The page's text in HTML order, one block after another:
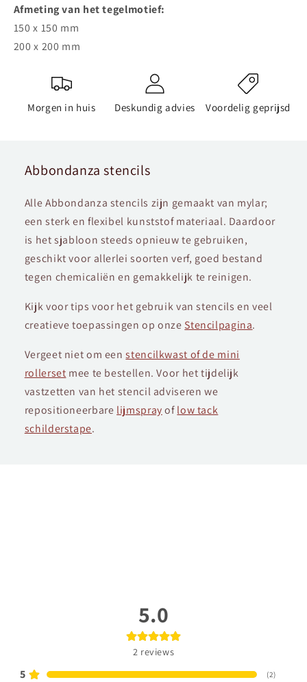
Afmeting van het tegelmotief:
150 x 150 mm
200 x 200 mm
Morgen in huis Deskundig advies Voordelig geprijsd
Abbondanza stencils
Alle Abbondanza stencils zijn gemaakt van mylar;
een sterk en flexibel kunststof materiaal. Daardoor
is het sjabloon steeds opnieuw te gebruiken,
geschikt voor allerlei soorten verf, goed bestand
tegen chemicaliën en gemakkelijk te reinigen.
Kijk voor tips voor het gebruik van stencils en veel
creatieve toepassingen op onze Stencilpagina.
Vergeet niet om eenstencilkwast of de mini
rollerset mee te bestellen. Voor het tijdelijk
vastzetten van het stencil adviseren we
repositioneerbare lijmsprayoflow tack
schilderstape.
5.0
2 reviews
5 (2)